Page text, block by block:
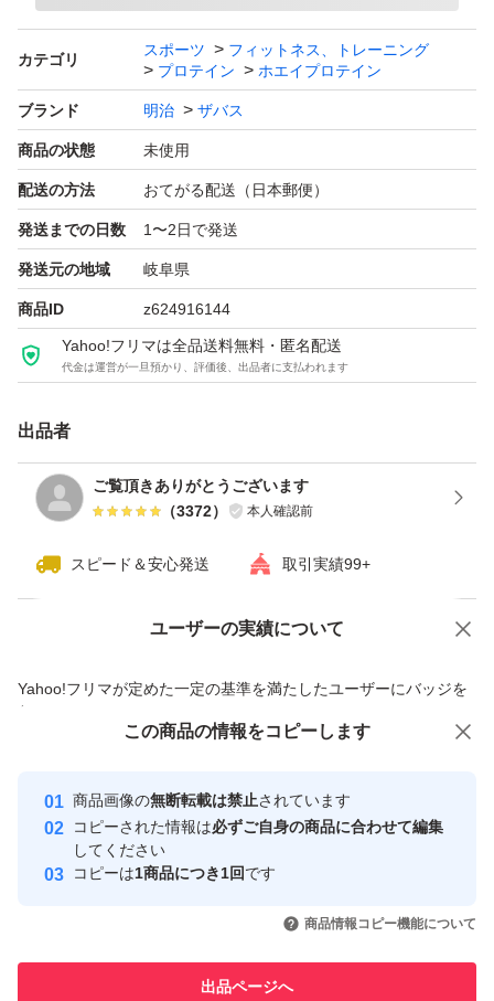
●理想的なカラダづくりをサポートします。
●飲みやすいリッチショコラ風味。
●召しあがり方
・水または牛乳250mlに付属のスプーン4杯(約28g)を溶か
す。
目安：1日2回
※水または牛乳に溶かした後は、速やかにお飲みくださ
※溶かす飲み物の量は、お好みに応じて調整して下さい。
#明治ザバスホエイプロテイン100
#ザバス
#明治ザバスホエイプロテイン100リッチショコラ味
#MeijiSeikaファルマ
5895-60510-2-12
ブランド：明治 ザバス
プロテイン剤形、タイプ：粉末
味：チョコレート味
カテゴリ
スポーツ
フィットネス、トレーニング
プロテイン
ホエイプロテイン
ブランド 明治 ザバス
商品の状態 未使用
配送の方法 おてがる配送（日本郵便）
発送までの日数 1〜2日で発送
発送元の地域 岐阜県
商品ID z624916144
Yahoo!フリマは全品送料無料・匿名配送
代金は運営が一旦預かり、評価後、出品者に支払われます
出品者
ご覧頂きありがとうございます
（3372） 本人確認前
スピード＆安心発送 取引実績99+
ユーザーの実績について
Yahoo!フリマが定めた一定の基準を満たしたユーザーにバッジを
付与しています
安心取引出品者
心・安全なユーザーです
取引実績
引を完了させた実績があります
での取引実績があります
価格の相談 商品への質問
この商品の情報をコピーします
商品画像の無断転載は禁止されています
コピーされた情報は必ずご自身の商品に合わせて編集
してください
コピーは1商品につき1回です
商品情報コピー機能について
出品ページへ
この商品をみている人にオススメ